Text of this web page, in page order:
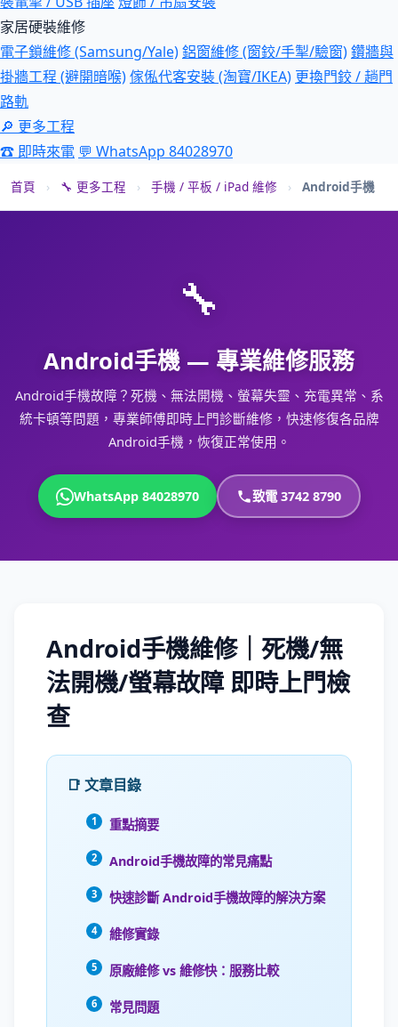
家居硬裝維修
電子鎖維修 (Samsung/Yale)鋁窗維修 (窗鉸/手掣/驗窗)鑽牆與
掛牆工程 (避開暗喉)傢俬代客安裝 (淘寶/IKEA) 更換門鉸 / 趟門
路軌
🔎 更多工程
☎ 即時來電 💬 WhatsApp 84028970
首頁 › 🔧 更多工程 › 手機 / 平板 / iPad 維修 › Android手機
🔧
Android手機 — 專業維修服務
Android手機故障？死機、無法開機、螢幕失靈、充電異常、系
統卡頓等問題，專業師傅即時上門診斷維修，快速修復各品牌
Android手機，恢復正常使用。
WhatsApp 84028970 致電 3742 8790
Android手機維修｜死機/無
法開機/螢幕故障 即時上門檢
查
📑 文章目錄
重點摘要
Android手機故障的常見痛點
快速診斷 Android手機故障的解決方案
維修實錄
原廠維修 vs 維修快：服務比較
常見問題